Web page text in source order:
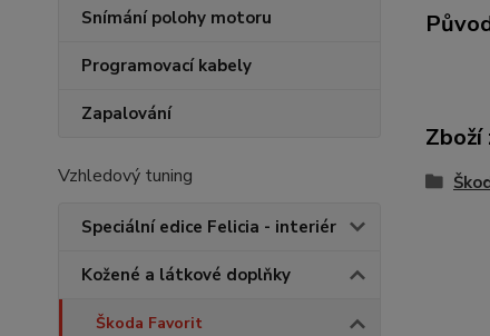
Snímání polohy motoru
Programovací kabely
Zapalování
Vzhledový tuning
Speciální edice Felicia - interiér
Kožené a látkové doplňky
Škoda Favorit
Zboží